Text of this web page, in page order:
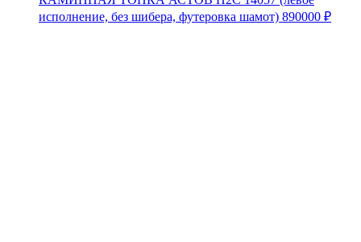
исполнение, без шибера, футеровка шамот) 890000 ₽